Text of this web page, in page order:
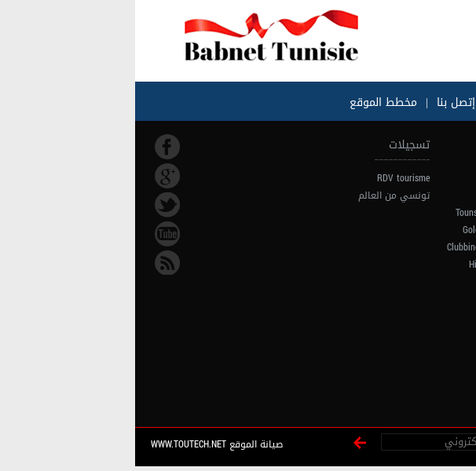
إتصل بنا | مخطط الموقع
تسجيلات
RDV tourisme
تونسي من العالم
صيانة الموقع WWW.TOUTECH.NET